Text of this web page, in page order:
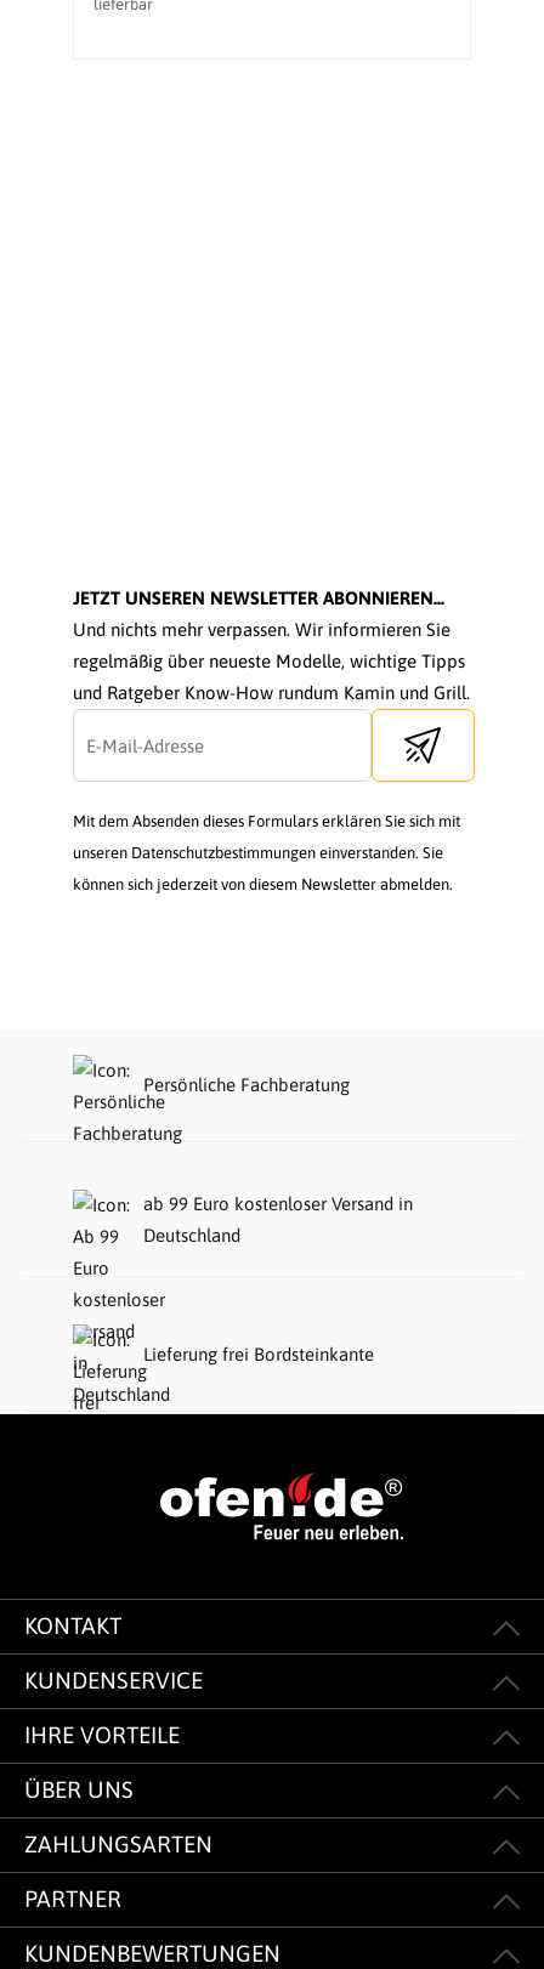
lieferbar
JETZT UNSEREN NEWSLETTER ABONNIEREN...
Und nichts mehr verpassen. Wir informieren Sie
regelmäßig über neueste Modelle, wichtige Tipps
und Ratgeber Know-How rundum Kamin und Grill.
Send newsletter
Mit dem Absenden dieses Formulars erklären Sie sich mit
unseren Datenschutzbestimmungen einverstanden. Sie
können sich jederzeit von diesem Newsletter abmelden.
Persönliche Fachberatung
ab 99 Euro kostenloser Versand in
Deutschland
Lieferung frei Bordsteinkante
KONTAKT
KUNDENSERVICE
IHRE VORTEILE
ÜBER UNS
ZAHLUNGSARTEN
PARTNER
KUNDENBEWERTUNGEN